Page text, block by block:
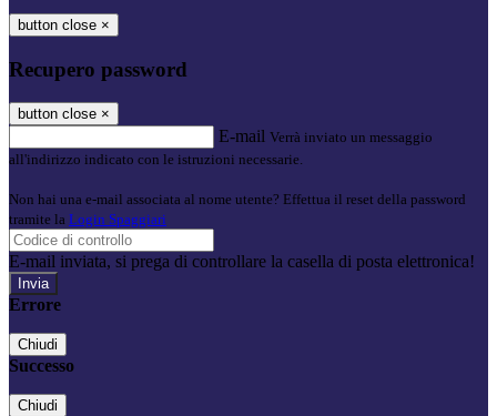
button close ×
Recupero password
button close ×
E-mail Verrà inviato un messaggio
all'indirizzo indicato con le istruzioni necessarie.
Non hai una e-mail associata al nome utente? Effettua il reset della password
tramite la Login Spaggiari
E-mail inviata, si prega di controllare la casella di posta elettronica!
Errore
Chiudi
Successo
Chiudi